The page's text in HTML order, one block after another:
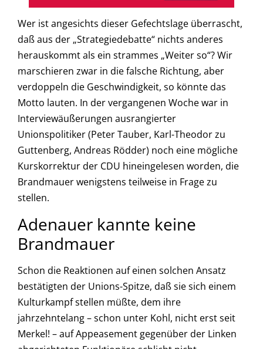
Wer ist angesichts dieser Gefechtslage überrascht,
daß aus der „Strategiedebatte“ nichts anderes
herauskommt als ein strammes „Weiter so“? Wir
marschieren zwar in die falsche Richtung, aber
verdoppeln die Geschwindigkeit, so könnte das
Motto lauten. In der vergangenen Woche war in
Interviewäußerungen ausrangierter
Unionspolitiker (Peter Tauber, Karl-Theodor zu
Guttenberg, Andreas Rödder) noch eine mögliche
Kurskorrektur der CDU hineingelesen worden, die
Brandmauer wenigstens teilweise in Frage zu
stellen.
Adenauer kannte keine
Brandmauer
Schon die Reaktionen auf einen solchen Ansatz
bestätigten der Unions-Spitze, daß sie sich einem
Kulturkampf stellen müßte, dem ihre
jahrzehntelang – schon unter Kohl, nicht erst seit
Merkel! – auf Appeasement gegenüber der Linken